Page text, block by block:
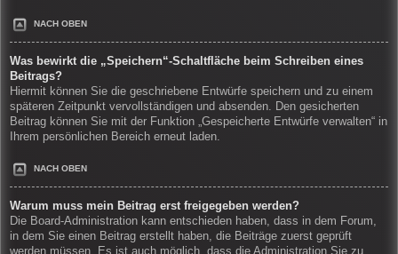
NACH OBEN
Was bewirkt die „Speichern“-Schaltfläche beim Schreiben eines
Beitrags?
Hiermit können Sie die geschriebene Entwürfe speichern und zu einem
späteren Zeitpunkt vervollständigen und absenden. Den gesicherten
Beitrag können Sie mit der Funktion „Gespeicherte Entwürfe verwalten“ in
Ihrem persönlichen Bereich erneut laden.
NACH OBEN
Warum muss mein Beitrag erst freigegeben werden?
Die Board-Administration kann entschieden haben, dass in dem Forum,
in dem Sie einen Beitrag erstellt haben, die Beiträge zuerst geprüft
werden müssen. Es ist auch möglich, dass die Administration Sie zu